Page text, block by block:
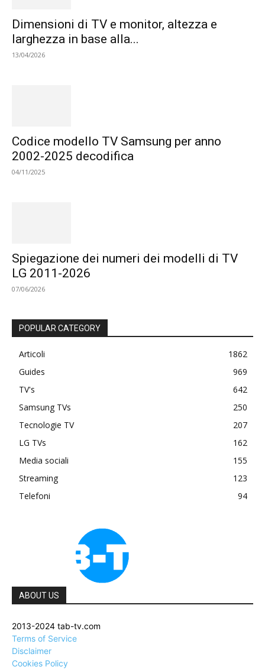
Dimensioni di TV e monitor, altezza e
larghezza in base alla...
13/04/2026
Codice modello TV Samsung per anno
2002-2025 decodifica
04/11/2025
Spiegazione dei numeri dei modelli di TV
LG 2011-2026
07/06/2026
POPULAR CATEGORY
Articoli
1862
Guides
969
TV's
642
Samsung TVs
250
Tecnologie TV
207
LG TVs
162
Media sociali
155
Streaming
123
Telefoni
94
ABOUT US
2013-2024 tab-tv.com
Terms of Service
Disclaimer
Cookies Policy